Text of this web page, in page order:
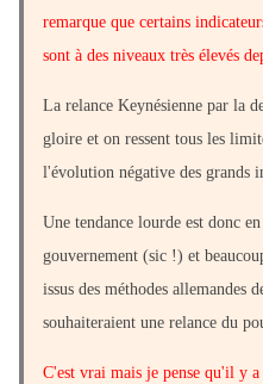
remarque que certains
sont à des niveaux très élevés
La relance Keynésienne par la
gloire et on ressent tous les
l'évolution négative des grands
Une tendance lourde est donc
gouvernement (sic !) et
issus des méthodes allemandes
souhaiteraient une relance du
C'est vrai mais je pense qu'il y